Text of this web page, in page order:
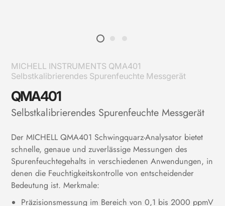
MICHELL INSTRUMENTS QMA401
Selbstkalibrierendes Spurenfeuchte Messgerät
QMA401
Selbstkalibrierendes Spurenfeuchte Messgerät
Der MICHELL QMA401 Schwingquarz-Analysator bietet
schnelle, genaue und zuverlässige Messungen des
Spurenfeuchtegehalts in verschiedenen Anwendungen, in
denen die Feuchtigkeitskontrolle von entscheidender
Bedeutung ist. Merkmale:
Präzisionsmessung im Bereich von 0,1 bis 2000 ppmV